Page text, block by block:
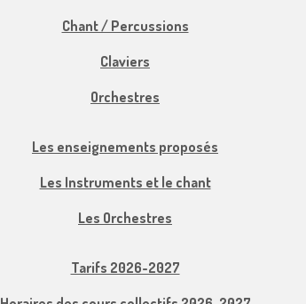
Chant / Percussions
Claviers
Orchestres
Les enseignements proposés
Les Instruments et le chant
Les Orchestres
Tarifs 2026-2027